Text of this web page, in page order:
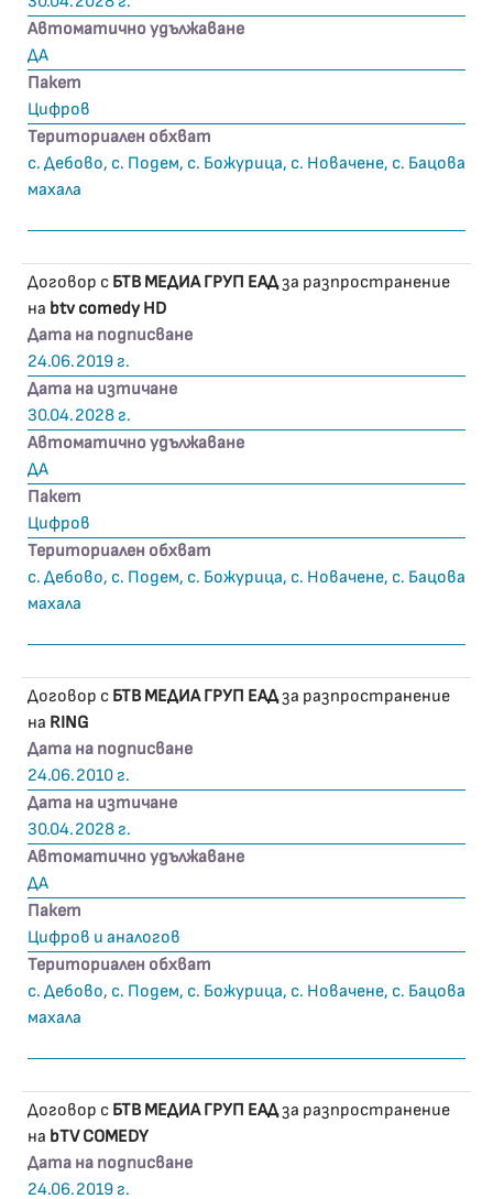
Автоматично удължаване
ДА
Пакет
Цифров
Териториален обхват
с. Дебово, с. Подем, с. Божурица, с. Новачене, с. Бацова
махала
Договор с БТВ МЕДИА ГРУП ЕАДза разпространение
на btv comedy HD
Дата на подписване
24.06.2019 г.
Дата на изтичане
30.04.2028 г.
Автоматично удължаване
ДА
Пакет
Цифров
Териториален обхват
с. Дебово, с. Подем, с. Божурица, с. Новачене, с. Бацова
махала
Договор с БТВ МЕДИА ГРУП ЕАДза разпространение
на RING
Дата на подписване
24.06.2010 г.
Дата на изтичане
30.04.2028 г.
Автоматично удължаване
ДА
Пакет
Цифров и аналогов
Териториален обхват
с. Дебово, с. Подем, с. Божурица, с. Новачене, с. Бацова
махала
Договор с БТВ МЕДИА ГРУП ЕАДза разпространение
на bTV COMEDY
Дата на подписване
24.06.2019 г.